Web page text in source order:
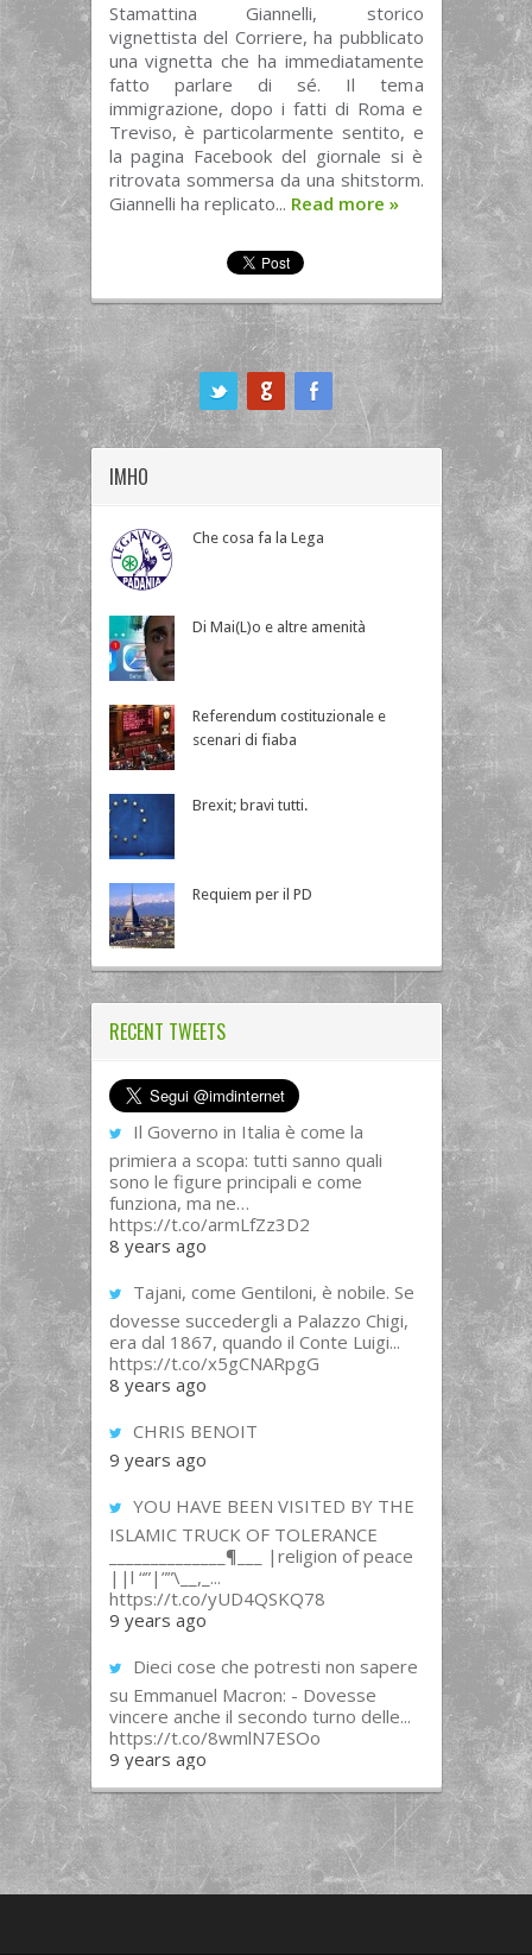
Stamattina Giannelli, storico
vignettista del Corriere, ha pubblicato
una vignetta che ha immediatamente
fatto parlare di sé. Il tema
immigrazione, dopo i fatti di Roma e
Treviso, è particolarmente sentito, e
la pagina Facebook del giornale si è
ritrovata sommersa da una shitstorm.
Giannelli ha replicato... Read more »
IMHO
Che cosa fa la Lega
Di Mai(L)o e altre amenità
Referendum costituzionale e
scenari di fiaba
Brexit; bravi tutti.
Requiem per il PD
RECENT TWEETS
Il Governo in Italia è come la
primiera a scopa: tutti sanno quali
sono le figure principali e come
funziona, ma ne…
https://t.co/armLfZz3D2
8 years ago
Tajani, come Gentiloni, è nobile. Se
dovesse succedergli a Palazzo Chigi,
era dal 1867, quando il Conte Luigi...
https://t.co/x5gCNARpgG
8 years ago
CHRIS BENOIT
9 years ago
YOU HAVE BEEN VISITED BY THE
ISLAMIC TRUCK OF TOLERANCE
______________¶___ |religion of peace
||l “”|””\__,_...
https://t.co/yUD4QSKQ78
9 years ago
Dieci cose che potresti non sapere
su Emmanuel Macron: - Dovesse
vincere anche il secondo turno delle...
https://t.co/8wmlN7ESOo
9 years ago